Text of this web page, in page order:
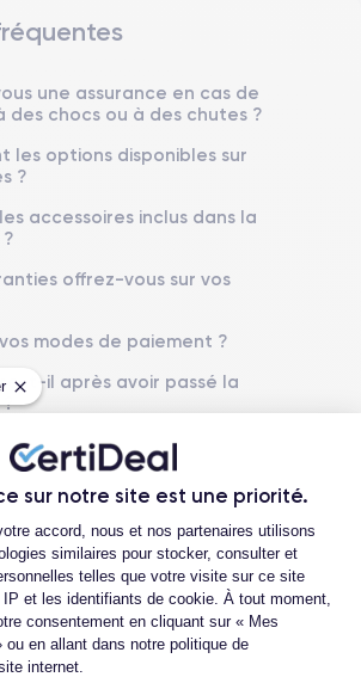
sur notre site est une priorité.
Gestion du
accord, nous et nos partenaires utilisons
similaires pour stocker, consulter et
telles que votre visite sur ce site
et les identifiants de cookie. À tout moment,
consentement en cliquant sur « Mes
en allant dans notre politique de
internet.
et poids iPhone 14 Pro Max
Système exploitation
iOS (iOS 26)
Poids
128,256 ,512 Go et 1 To
Nombre de cœurs
6
Fréq. processeur
3.1 GHz
Caméra Frontale
Recharge rapide
Oui, 27W
une assurance en cas de
des chocs ou à des chutes ?
les options disponibles sur
?
accessoires inclus dans la
offrez-vous sur vos
modes de paiement ?
t-il après avoir passé la
utilisez-vous pour
?
délais de livraison ?
t-il si je change d'avis
acheté/reçu le produit ?
un retour ?
le service client ?